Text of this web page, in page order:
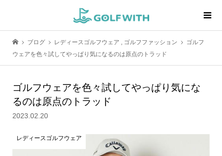
ブログ レディースゴルフウェア , ゴルフファッション
ゴルフ
ウェアを色々試してやっぱり気になるのは原点のトラッド
ゴルフウェアを色々試してやっぱり気にな
るのは原点のトラッド
2023.02.20
レディースゴルフウェア